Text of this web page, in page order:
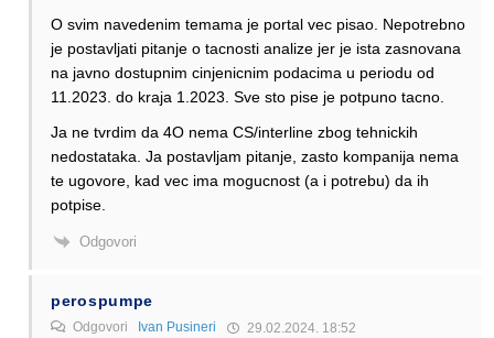
O svim navedenim temama je portal vec pisao. Nepotrebno
je postavljati pitanje o tacnosti analize jer je ista zasnovana
na javno dostupnim cinjenicnim podacima u periodu od
11.2023. do kraja 1.2023. Sve sto pise je potpuno tacno.
Ja ne tvrdim da 4O nema CS/interline zbog tehnickih
nedostataka. Ja postavljam pitanje, zasto kompanija nema
te ugovore, kad vec ima mogucnost (a i potrebu) da ih
potpise.
Odgovori
perospumpe
Odgovori Ivan Pusineri 29.02.2024. 18:52